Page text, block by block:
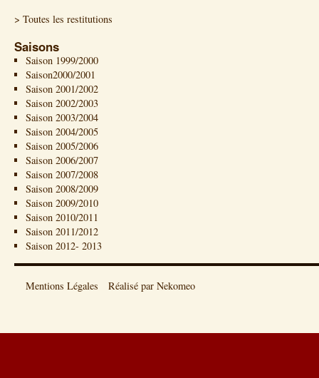
> Toutes les restitutions
Saisons
Saison 1999/2000
Saison2000/2001
Saison 2001/2002
Saison 2002/2003
Saison 2003/2004
Saison 2004/2005
Saison 2005/2006
Saison 2006/2007
Saison 2007/2008
Saison 2008/2009
Saison 2009/2010
Saison 2010/2011
Saison 2011/2012
Saison 2012- 2013
Mentions Légales Réalisé par Nekomeo